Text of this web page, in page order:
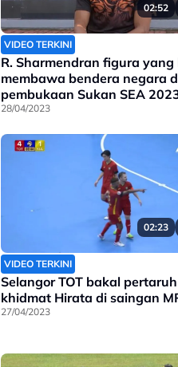
02:52
VIDEO TERKINI
R. Sharmendran figura yang
membawa bendera negara
pembukaan Sukan SEA
28/04/2023
02:23
VIDEO TERKINI
Selangor TOT bakal pertaruh
khidmat Hirata di saingan
27/04/2023